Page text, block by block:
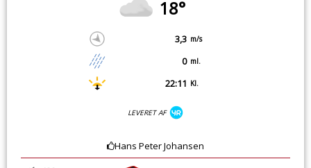
18°
3,3 m/s
0 ml.
22:11 Kl.
LEVERET AF
Hans Peter Johansen